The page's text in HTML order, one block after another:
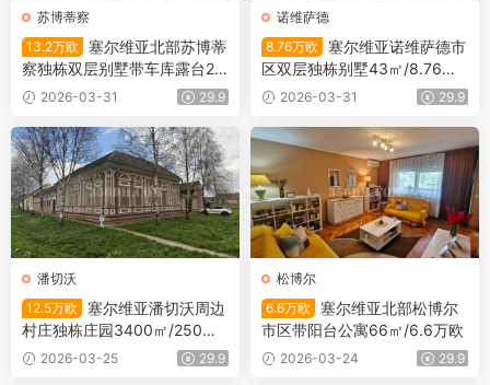
苏博蒂察
13.2万欧
塞尔维亚北部苏博蒂
察独栋双层别墅带车库露台25
0㎡/13.2万欧
2026-03-31 29.9
诺维萨德
8.76万欧
塞尔维亚诺维萨德市
区双层独栋别墅43㎡/8.76万
欧 2026-03-31 29.9
潘切沃
12.5万欧
塞尔维亚潘切沃周边
村庄独栋庄园3400㎡/250㎡/
12.5万欧
2026-03-25 29.9
松博尔
6.6万欧
塞尔维亚北部松博尔
市区带阳台公寓66㎡/6.6万欧
2026-03-24 29.9